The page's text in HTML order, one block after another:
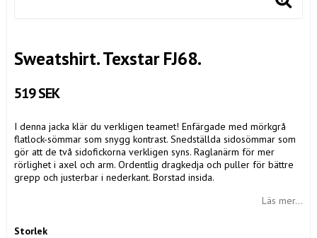
Sweatshirt. Texstar FJ68.
519 SEK
I denna jacka klär du verkligen teamet! Enfärgade med mörkgrå
flatlock-sömmar som snygg kontrast. Snedställda sidosömmar som
gör att de två sidofickorna verkligen syns. Raglanärm för mer
rörlighet i axel och arm. Ordentlig dragkedja och puller för bättre
grepp och justerbar i nederkant. Borstad insida.
Läs mer...
Storlek